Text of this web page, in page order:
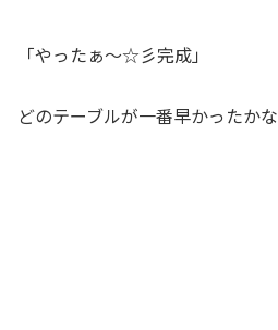
「やったぁ～☆彡完成」
どのテーブルが一番早かったかな